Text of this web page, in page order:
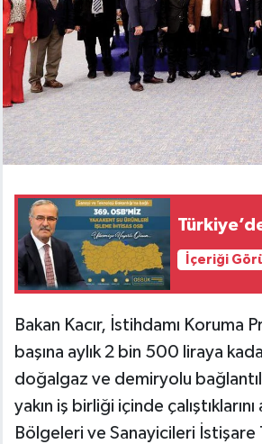
İçeriği
Bakan Kacır, İstihdamı Koruma
başına aylık 2 bin 500 liraya
doğalgaz ve demiryolu
yakın iş birliği içinde
Bölgeleri ve Sanayicileri İstişare